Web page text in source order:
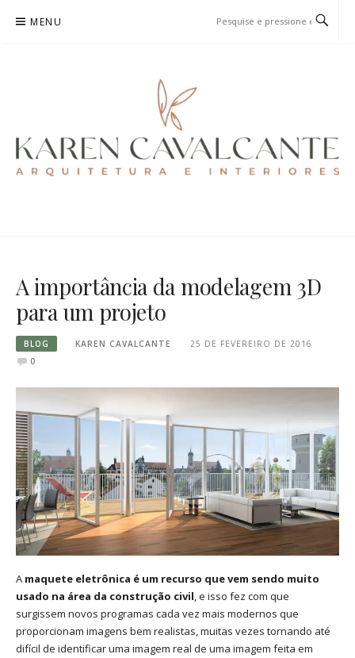
para
MENU
A importância da modelagem 3D
para um projeto
BLOG KAREN CAVALCANTE
25 DE FEVEREIRO DE 2016
0
A maquete eletrônica é um recurso que vem sendo muito
usado na área da construção civil, e isso fez com que
surgissem novos programas cada vez mais modernos que
proporcionam imagens bem realistas, muitas vezes tornando até
difícil de identificar uma imagem real de uma imagem feita em